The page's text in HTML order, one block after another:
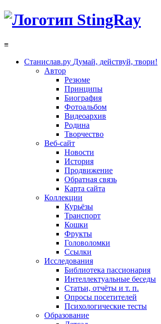
≡
Станислав.ру Думай, действуй, твори!
Автор
Резюме
Принципы
Биография
Фотоальбом
Видеоархив
Родина
Творчество
Веб-сайт
Новости
История
Продвижение
Обратная связь
Карта сайта
Коллекции
Курьёзы
Транспорт
Кошки
Фрукты
Головоломки
Ссылки
Исследования
Библиотека пассионария
Интеллектуальные беседы
Статьи, отчёты и т. п.
Опросы посетителей
Психологические тесты
Образование